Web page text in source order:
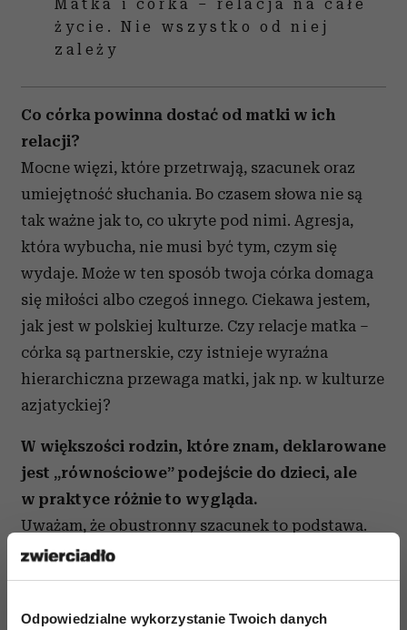
Odpowiedzialne wykorzystanie Twoich danych
Matka i córka – relacja na całe
życie. Nie wszystko od niej
zależy
Co córka powinna dostać od matki w ich
relacji?
Mocne więzi, które przetrwają, szacunek oraz
umiejętność słuchania. Bo czasem słowa nie są
tak ważne jak to, co ukryte pod nimi. Agresja,
która wybucha, nie musi być tym, czym się
wydaje. Może w ten sposób twoja córka domaga
się miłości albo czegoś innego. Ciekawa jestem,
jak jest w polskiej kulturze. Czy relacje matka –
córka są partnerskie, czy istnieje wyraźna
hierarchiczna przewaga matki, jak np. w kulturze
azjatyckiej?
W większości rodzin, które znam, deklarowane
jest „równościowe” podejście do dzieci, ale
w praktyce różnie to wygląda.
Uważam, że obustronny szacunek to podstawa.
Powinniśmy szanować swoich rodziców, zwracać
się do nich uprzejmie, ale też od rodziców